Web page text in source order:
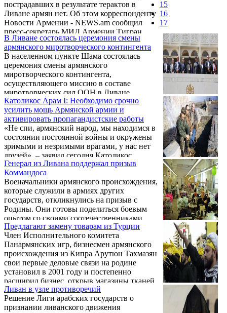
последние 2-3 года, когда ухудшилась
ситуация в Алеппо»,- сказала Вера Якубян.
пострадавших в результате терактов в
Ливане армян нет. Об этом корреспонденту
Новости Армении - NEWS.am сообщил
пресс-секретарь МИД Армении Тигран
Балаян.
В Ливане состоялась церемония смены
армянского миротворческого контингента
В населенном пункте Шама состоялась
церемония смены армянского
миротворческого контингента,
осуществляющего миссию в составе
миротворческих сил ООН в Ливане.
Католикос Арам I: Необходимо срочно
усилить мощь Армянской армии и
активировать пропагандистские работы
«Не спи, армянский народ, мы находимся в
состоянии постоянной войны и окружены
зримыми и незримыми врагами, у нас нет
друзей», – заявил сегодня Католикос
Великого Дома Киликийского Арам
Первый в ходе выступления перед
многочисленной публикой, собравшейся
сегодня утром напротив Кафедрального
Собора Святого Григория Просветителя в
Антилиасе.
Генерал из Ливана поддержал призыв
Коммандоса
Военачальники армянского происхождения,
которые служили в армиях других
государств, откликнулись на призыв с
Родины. Они готовы поделиться боевым
опытом со своими соотечественниками.
Инициативу по созданию своего рода
«панармянской армии военной мысли»
одним из первых поддержал генерал из
Ливана – Нарек Абрамян.
Предлагают замену товарам из Турции
Член Исполнительного комитета
Панармянских игр, бизнесмен армянского
происхождения из Кипра Арутюн Тахмазян
свои первые деловые связи на родине
установил в 2001 году и постепенно
расширил бизнес, открыв магазины тканей
не только в Ереване, но и в городе Гюмри и
селе Берд, а также в Нагорном Карабахе.
Ливан в узле противоречий
Решение Лиги арабских государств о
признании ливанского движения
15
16
17